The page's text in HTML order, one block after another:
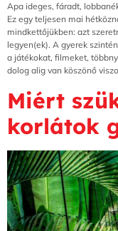
Apa ideges, fáradt,
Ez egy teljesen mai
mindkettőjükben: azt
legyen(ek). A gyerek
a játékokat, filmeket,
dolog alig van köszönő
Miért
korlátok